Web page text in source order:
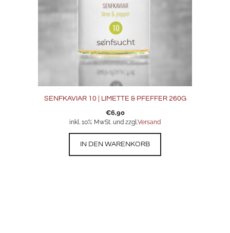
SENFKAVIAR 10 | LIMETTE & PFEFFER 260G
€6,90
inkl. 10% MwSt. und zzgl.Versand
IN DEN WARENKORB